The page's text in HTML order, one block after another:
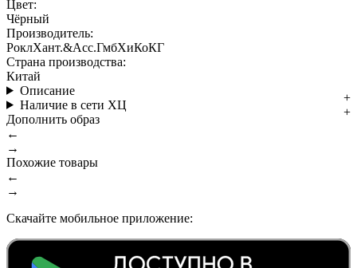
Цвет:
Чёрный
Производитель:
РоклХант.&Асс.ГмбХиКоКГ
Страна производства:
Китай
Описание
Наличие в сети ХЦ
Дополнить образ
←
→
Похожие товары
←
→
Скачайте мобильное приложение: